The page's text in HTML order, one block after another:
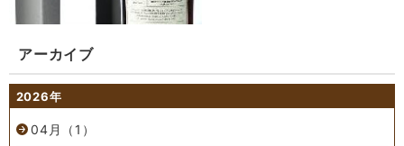
アーカイブ
2026年
04月（1）